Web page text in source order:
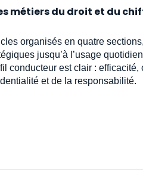
métiers du droit et du
organisés en quatre
jusqu’à l’usage
conducteur est clair :
et de la responsabilité.